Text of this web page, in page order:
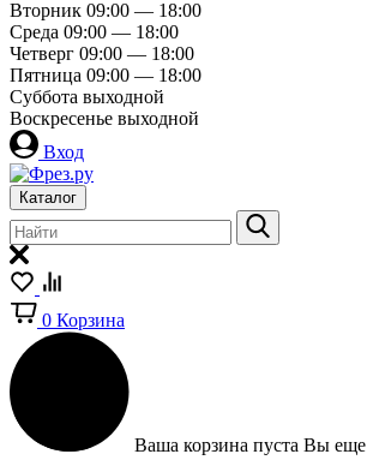
Вторник 09:00 — 18:00
Среда 09:00 — 18:00
Четверг 09:00 — 18:00
Пятница 09:00 — 18:00
Суббота выходной
Воскресенье выходной
Вход
Каталог
0 Корзина
Ваша корзина пуста Вы еще